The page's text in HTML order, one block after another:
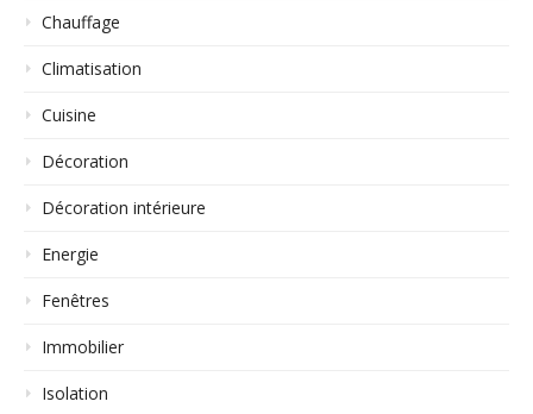
Chauffage
Climatisation
Cuisine
Décoration
Décoration intérieure
Energie
Fenêtres
Immobilier
Isolation